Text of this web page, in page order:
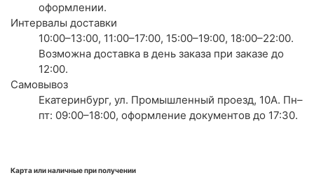
оформлении.
Интервалы доставки
10:00–13:00, 11:00–17:00, 15:00–19:00, 18:00–22:00.
Возможна доставка в день заказа при заказе до
12:00.
Самовывоз
Екатеринбург, ул. Промышленный проезд, 10А. Пн–
пт: 09:00–18:00, оформление документов до 17:30.
Карта или наличные при получении